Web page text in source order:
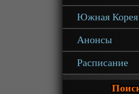
Южная Корея
Анонсы
Расписание